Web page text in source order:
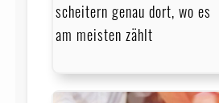
scheitern genau dort, wo es
am meisten zählt